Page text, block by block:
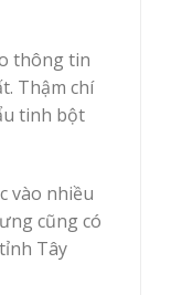
thông tin
Thậm chí
tinh bột
vào nhiều
cũng có
Tây